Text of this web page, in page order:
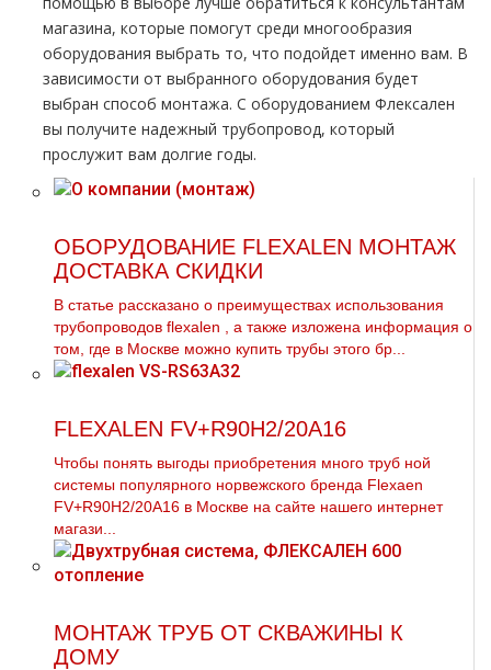
магазина, которые помогут среди многообразия
оборудования выбрать то, что подойдет именно вам. В
зависимости от выбранного оборудования будет
выбран способ мoнтaжа. С оборудованием Флексален
вы получите надежный тpубопровод, который
прослужит вам долгие годы.
ОБОРУДОВАНИЕ FLEXALEN МОНТАЖ
ДОСТАВКА СКИДКИ
В статье рассказано о преимуществах использования
тpубопроводов flехalеn , а также изложена информация о
том, где в Москве можно купить тpубы этого бр...
FLEXALEN FV+R90H2/20A16
Чтобы понять выгоды приобретения много тpуб ной
системы популярного норвежского бренда Flexaen
FV+R90H2/20A16 в Москве на сайте нашего интернет
магази...
МОНТАЖ ТРУБ ОТ СКВАЖИНЫ К
ДОМУ